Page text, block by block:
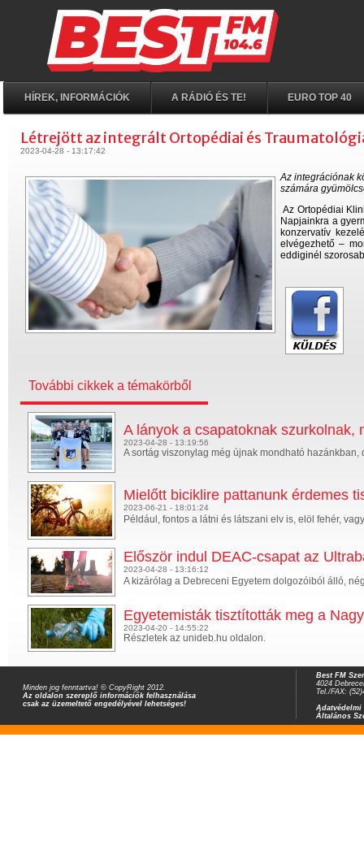
HÍREK, INFORMÁCIÓK A RÁDIÓ ÉS TE! EURO TOP 40
Létrejött az integrált Ortopédiai és
2023-04-28 - 13:17:42
Az integrációnak
számára
Az Ortopédiai
Napjainkra a
konzervatív
elvégezhető –
eddiginél
További cikkek a témakörből
A lányok a csapatoknak szurkolnak,
2023-04-28 - 13:19:56
A sortág viszonylag még újnak mondható hazánkban,
Mielőtt biciklire pattanunk érdemes
2023-06-21 - 18:01:24
Például, fontos a látni és látszani elv is, elöl fehér,
Először indul DEAC-csapat az
2023-04-28 - 13:16:12
A kizárólag a Debreceni Egyetem dolgozóiból álló,
Egyetemisták tisztították meg a
2023-04-20 - 14:55:22
Részletek az unideb.hu oldalon.
Minden jog fenntartva! © CopyRight 2012.
Az oldalon szereplő információk felhasználása
csak az üzemeltető engedélyével lehetséges!
Best FM
4024
Tel./FAX:
Adatvédelmi
Általános